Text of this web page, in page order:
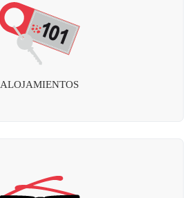
ALOJAMIENTOS